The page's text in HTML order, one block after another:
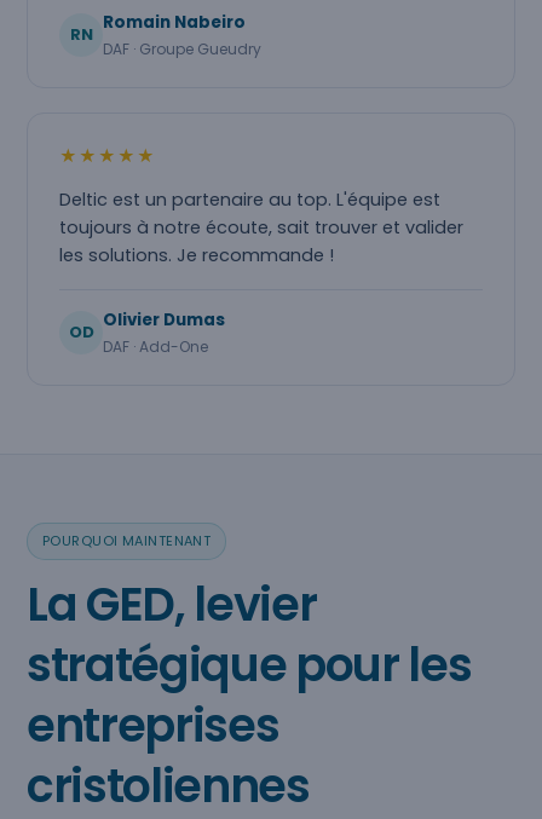
RN
Romain Nabeiro
DAF · Groupe Gueudry
★★★★★
Deltic est un partenaire au top. L'équipe est
toujours à notre écoute, sait trouver et valider
les solutions. Je recommande !
OD
Olivier Dumas
DAF · Add-One
POURQUOI MAINTENANT
La GED, levier
stratégique pour les
entreprises
cristoliennes